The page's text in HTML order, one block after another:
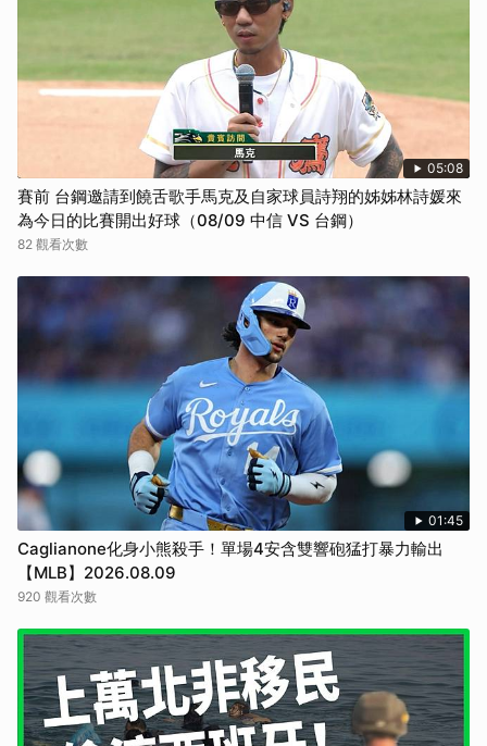
05:08
賽前 台鋼邀請到饒舌歌手馬克及自家球員詩翔的姊姊林詩媛來
為今日的比賽開出好球（08/09 中信 VS 台鋼）
82 觀看次數
01:45
Caglianone化身小熊殺手！單場4安含雙響砲猛打暴力輸出
【MLB】2026.08.09
920 觀看次數